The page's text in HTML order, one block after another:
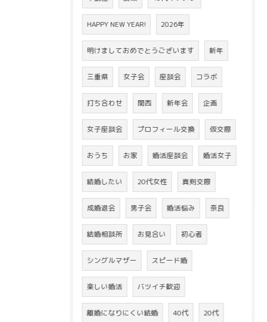
HAPPY NEW YEAR! 2026年
明けましておめでとうございます 新年
三重県 女子会 座談会 コラボ
打ち合わせ 関西 新年会 企画
女子座談会 プロフィール交換 仮交際
おうち お家 婚活座談会 婚活女子
結婚したい 20代女性 真剣交際
成婚退会 男子会 婚活悩み 奈良
結婚相談所 お見合い 初心者
シングルマザー スピード婚
楽しい婚活 バツイチ歓迎
離婚になりにくい結婚 40代 20代